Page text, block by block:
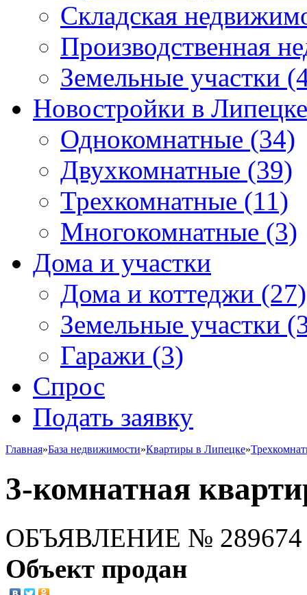
Складская
Производственная
Земельные участки
Новостройки в Липецке
Однокомнатные (34)
Двухкомнатные (39)
Трехкомнатные (11)
Многокомнатные (3)
Дома и участки
Дома и коттеджи (27)
Земельные участки
Гаражи (3)
Спрос
Подать заявку
Главная»База недвижимости»Квартиры в Липецке»
3-комнатная
ОБЪЯВЛЕНИЕ № 289674
Объект продан